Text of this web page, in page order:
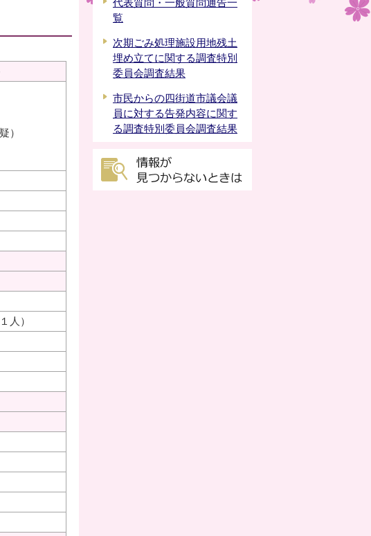
）
人）
代表質問・一般質問通告一
覧
次期ごみ処理施設用地残土
埋め立てに関する調査特別
委員会調査結果
市民からの四街道市議会議
員に対する告発内容に関す
る調査特別委員会調査結果